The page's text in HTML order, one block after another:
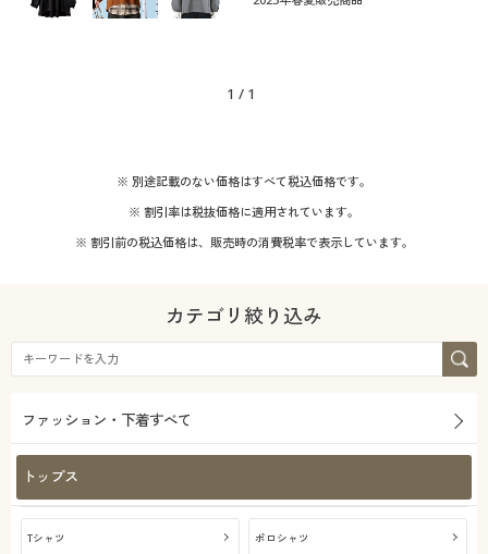
1 / 1
※ 別途記載のない価格はすべて税込価格です。
※ 割引率は税抜価格に適用されています。
※ 割引前の税込価格は、販売時の消費税率で表示しています。
カテゴリ絞り込み
ファッション・下着すべて
トップス
Tシャツ ポロシャツ